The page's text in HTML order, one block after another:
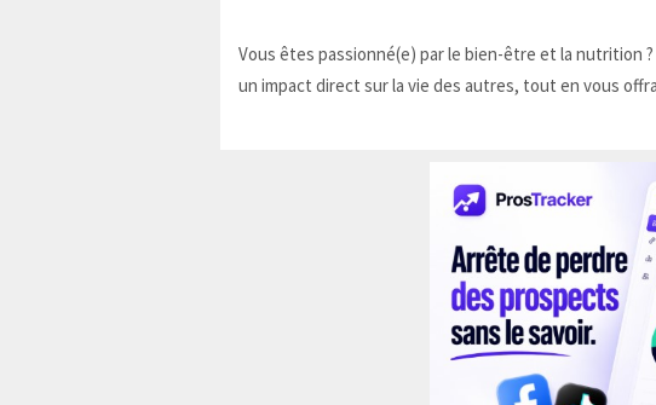
Vous êtes passionné(e) par le bien-être et la nutrition
un impact direct sur la vie des autres, tout en vous